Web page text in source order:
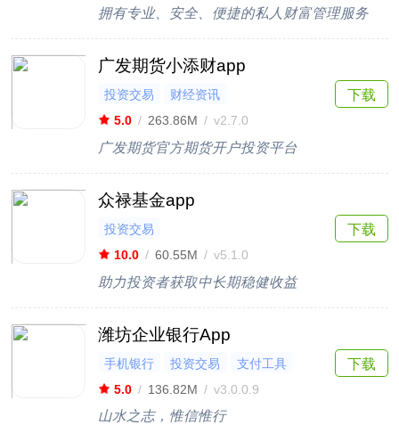
拥有专业、安全、便捷的私人财富管理服务
广发期货小添财app
投资交易
财经资讯
5.0 / 263.86M / v2.7.0
广发期货官方期货开户投资平台
下载
众禄基金app
投资交易
10.0 / 60.55M / v5.1.0
助力投资者获取中长期稳健收益
下载
潍坊企业银行App
手机银行 投资交易
支付工具
5.0 / 136.82M / v3.0.0.9
山水之志，惟信惟行
下载